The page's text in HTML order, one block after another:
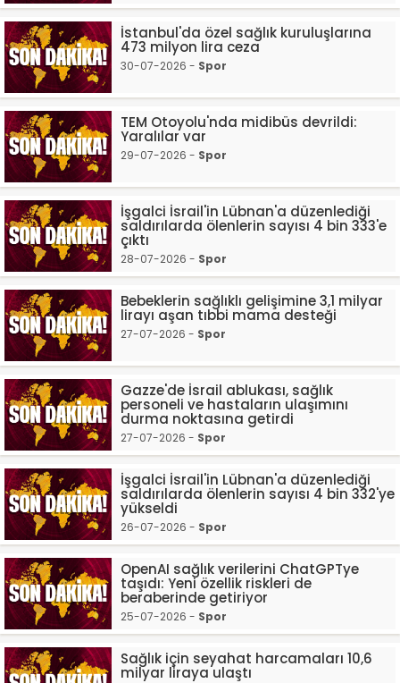
İstanbul'da özel sağlık kuruluşlarına
473 milyon lira ceza
30-07-2026 - Spor
TEM Otoyolu'nda midibüs devrildi:
Yaralılar var
29-07-2026 - Spor
İşgalci İsrail'in Lübnan'a düzenlediği
saldırılarda ölenlerin sayısı 4 bin 333'e
çıktı
28-07-2026 - Spor
Bebeklerin sağlıklı gelişimine 3,1 milyar
lirayı aşan tıbbi mama desteği
27-07-2026 - Spor
Gazze'de İsrail ablukası, sağlık
personeli ve hastaların ulaşımını
durma noktasına getirdi
27-07-2026 - Spor
İşgalci İsrail'in Lübnan'a düzenlediği
saldırılarda ölenlerin sayısı 4 bin 332'ye
yükseldi
26-07-2026 - Spor
OpenAI sağlık verilerini ChatGPTye
taşıdı: Yeni özellik riskleri de
beraberinde getiriyor
25-07-2026 - Spor
Sağlık için seyahat harcamaları 10,6
milyar liraya ulaştı